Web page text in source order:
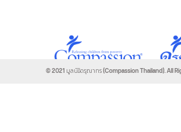
© 2021 มูลนิธิดรุณาทร (Compassion Thailand). All